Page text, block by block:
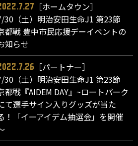
［ホームタウン］
30（土）明治安田生命J1 第23節
都戦 豊中市民応援デーイベントの
知らせ
［パートナー］
30（土）明治安田生命J1 第23節
都戦『AIDEM DAY』~ロートパーク
て選手サイン入りグッズが当た
！「イーアイデム抽選会」を開催